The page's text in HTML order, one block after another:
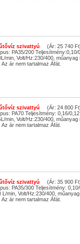
szivattyú (Ár: 25 740
PA35/200 Teljesítmény:0,10/
min, Volt/Hz:230/400,
Az ár nem tartalmaz Áfát.
szivattyú (Ár: 24 800
PA70 Teljesítmény: 0,16/
min, Volt/Hz:230/400,
Az ár nem tartalmaz Áfát.
szivattyú (Ár: 35 900
PA35/300 Teljesítmény:
L/min, Volt/Hz:230/400,
Az ár nem tartalmaz Áfát.